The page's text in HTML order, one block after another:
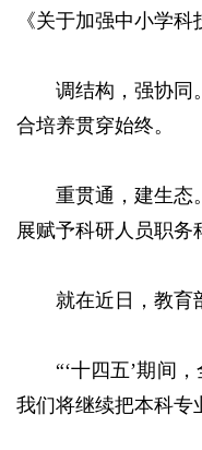
《关于加强中小学
调结构，强协同
合培养贯穿始终。
重贯通，建生态
展赋予科研人员职
就在近日，教育
“‘十四五’期间
我们将继续把本科专